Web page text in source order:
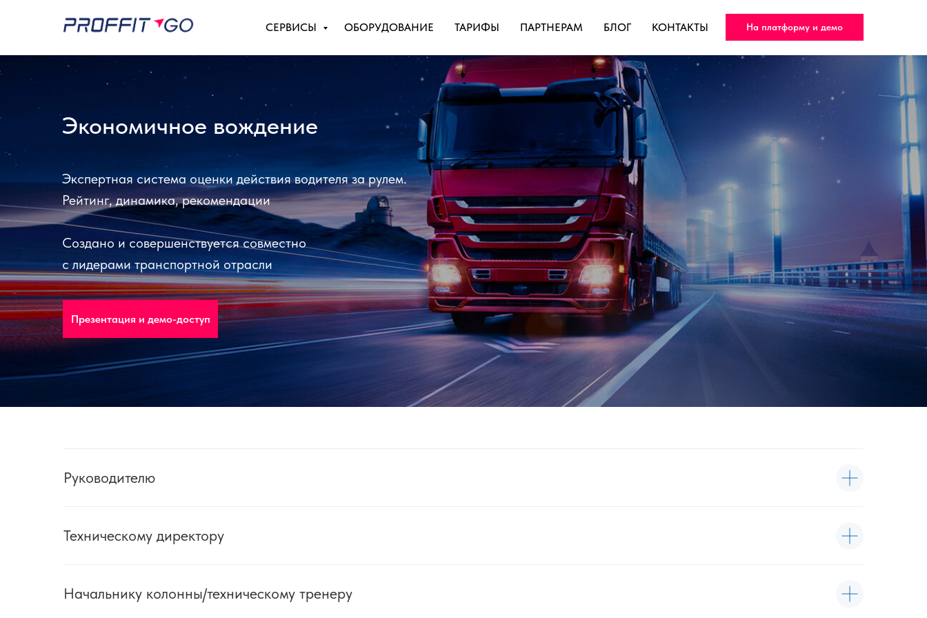
СЕРВИСЫ ОБОРУДОВАНИЕ ТАРИФЫ ПАРТНЕРАМ БЛОГ КОНТАКТЫ На платформу и демо
Экономичное вождение
Экспертная система оценки действия водителя за рулем.
Рейтинг, динамика, рекомендации
Создано и совершенствуется совместно
с лидерами транспортной отрасли
Презентация и демо-доступ
Руководителю
Техническому директору
Начальнику колонны/техническому тренеру